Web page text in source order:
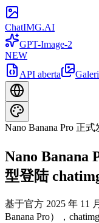
ChatIMG.AI
GPT-Image-2
NEW
API aberta
Nano Banana Pro 正式
Nano Banana
型登陆
基于官方 2025 年 11
Banana Pro），